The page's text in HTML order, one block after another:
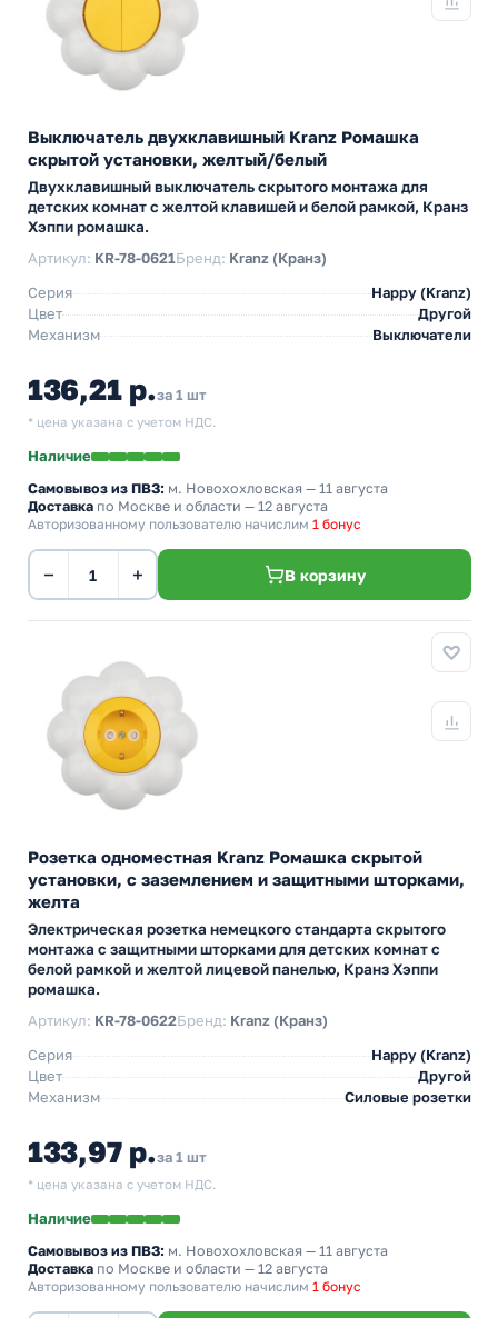
Выключатель двухклавишный Kranz Ромашка
скрытой установки, желтый/белый
Двухклавишный выключатель скрытого монтажа для
детских комнат с желтой клавишей и белой рамкой, Кранз
Хэппи ромашка.
Артикул: KR-78-0621Бренд: Kranz (Кранз)
Серия
Happy (Kranz)
Цвет
Другой
Механизм
Выключатели
136,21 р.за 1 шт
* цена указана с учетом НДС.
Наличие
Самовывоз из ПВЗ: м. Новохохловская — 11 августа
Доставка по Москве и области — 12 августа
Авторизованному пользователю начислим 1 бонус
− + В корзину
Розетка одноместная Kranz Ромашка скрытой
установки, с заземлением и защитными шторками,
желта
Электрическая розетка немецкого стандарта скрытого
монтажа с защитными шторками для детских комнат с
белой рамкой и желтой лицевой панелью, Кранз Хэппи
ромашка.
Артикул: KR-78-0622Бренд: Kranz (Кранз)
Серия
Happy (Kranz)
Цвет
Другой
Механизм
Силовые розетки
133,97 р.за 1 шт
* цена указана с учетом НДС.
Наличие
Самовывоз из ПВЗ: м. Новохохловская — 11 августа
Доставка по Москве и области — 12 августа
Авторизованному пользователю начислим 1 бонус